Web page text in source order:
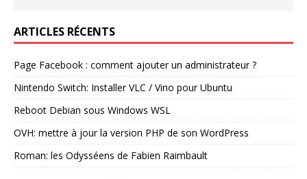
ARTICLES RÉCENTS
Page Facebook : comment ajouter un administrateur ?
Nintendo Switch: Installer VLC / Vino pour Ubuntu
Reboot Debian sous Windows WSL
OVH: mettre à jour la version PHP de son WordPress
Roman: les Odysséens de Fabien Raimbault